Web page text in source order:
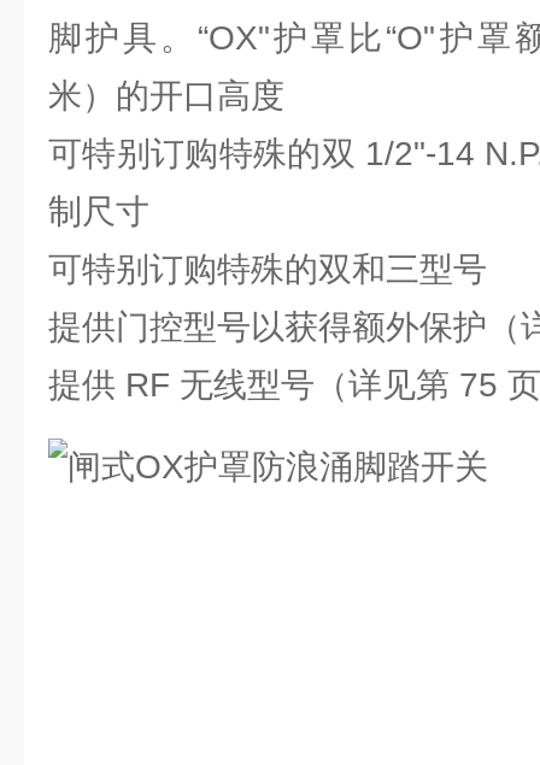
脚护具。“OX"护罩比“O"护罩
米）的开口高度
可特别订购特殊的双 1/2"-14
制尺寸
可特别订购特殊的双和三型号
提供门控型号以获得额外保护（
提供 RF 无线型号（详见第 75